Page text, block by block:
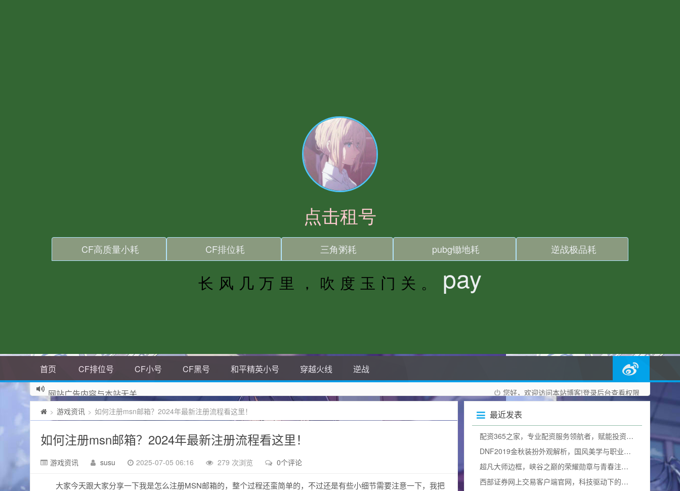
首页 CF排位号 CF小号 CF黑号 和平精英小号 穿越火线 逆战
您好，欢迎访问本站博客!登录后台查看权限
网站广告内容与本站无关
> 游戏资讯 > 如何注册msn邮箱？2024年最新注册流程看这里！
如何注册msn邮箱？2024年最新注册流程看这里！
游戏资讯 susu 2025-07-05 06:16 279 次浏览 0个评论
大家今天跟大家分享一下我是怎么注册MSN邮箱的，整个过程还蛮简单的，不过还是有些小细节需要注意一下，我把
最近发表
配资365之家，专业配资服务领航者，赋能投资者财富增长
DNF2019金秋装扮外观解析，国风美学与职业特色完美融合的女格斗风采
超凡大师边框，峡谷之巅的荣耀勋章与青春注脚，怎么让它闪耀？
西部证券网上交易客户端官网，科技驱动下的智能投资新体验